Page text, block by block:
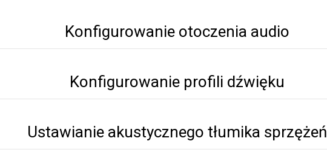
Konfigurowanie otoczenia audio
Konfigurowanie profili dźwięku
Ustawianie akustycznego tłumika sprzężeń